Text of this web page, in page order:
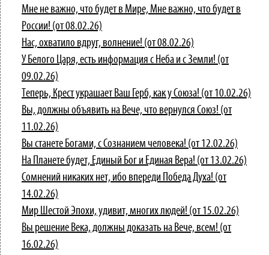
Мне не важно, что будет в Мире, Мне важно, что будет в
России! (от 08.02.26)
Нас, охватило вдруг, волнение! (от 08.02.26)
У Белого Царя, есть информация с Неба и с Земли! (от
09.02.26)
Теперь, Крест украшает Ваш Герб, как у Союза! (от 10.02.26)
Вы, должны объявить на Вече, что вернулся Союз! (от
11.02.26)
Вы станете Богами, с Сознанием человека! (от 12.02.26)
На Планете будет, Единый Бог и Единая Вера! (от 13.02.26)
Сомнений никаких нет, ибо впереди Победа Духа! (от
14.02.26)
Мир Шестой Эпохи, удивит, многих людей! (от 15.02.26)
Вы решение Века, должны доказать на Вече, всем! (от
16.02.26)